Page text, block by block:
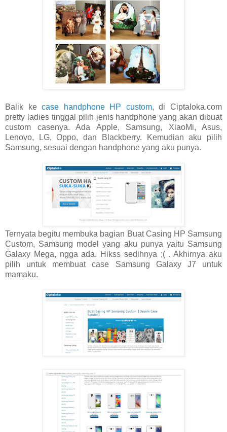
Balik kecase handphone HP custom, di Ciptaloka.com
pretty ladies tinggal pilih jenis handphone yang akan dibuat
custom casenya. Ada Apple, Samsung, XiaoMi, Asus,
Lenovo, LG, Oppo, dan Blackberry. Kemudian aku pilih
Samsung, sesuai dengan handphone yang aku punya.
Ternyata begitu membuka bagian Buat Casing HP Samsung
Custom, Samsung model yang aku punya yaitu Samsung
Galaxy Mega, ngga ada. Hikss sedihnya ;( . Akhirnya aku
pilih untuk membuat case Samsung Galaxy J7 untuk
mamaku.